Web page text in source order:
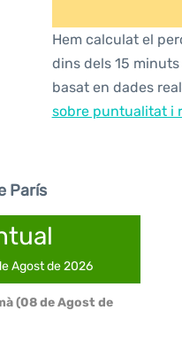
Hem calculat el
dins dels 15
basat en dades
sobre puntualitat i
París
Agost de 2026
(08 de Agost de